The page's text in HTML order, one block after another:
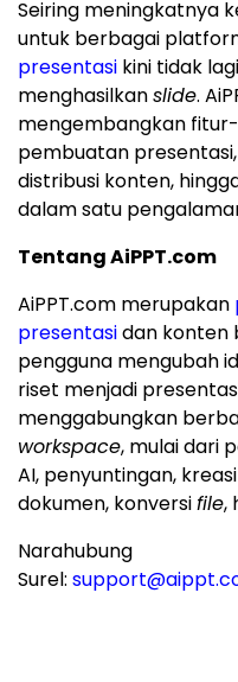
Seiring meningkatnya
untuk berbagai
presentasi kini tidak
menghasilkanslide.
mengembangkan
pembuatan
distribusi konten,
dalam satu
Tentang AiPPT.com
AiPPT.com merupakan
presentasidan konten
pengguna mengubah
riset menjadi
menggabungkan
workspace, mulai dari
AI, penyuntingan,
dokumen, konversifile,
Narahubung
Surel: